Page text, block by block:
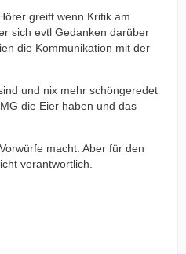
greift wenn Kritik am
sich evtl Gedanken darüber
die Kommunikation mit der
und nix mehr schöngeredet
die Eier haben und das
macht. Aber für den
verantwortlich.